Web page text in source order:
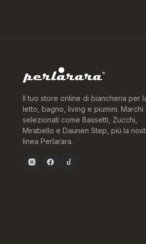
Il tuo store online di biancheria per
letto, bagno, living e piumini. Marchi
selezionati come Bassetti, Zucchi,
Mirabello e Daunen Step, più la
linea Perlarara.